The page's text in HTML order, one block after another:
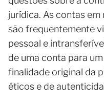
jurídica. As contas em
são frequentemente
pessoal e
de uma conta para
finalidade original da
éticos e de